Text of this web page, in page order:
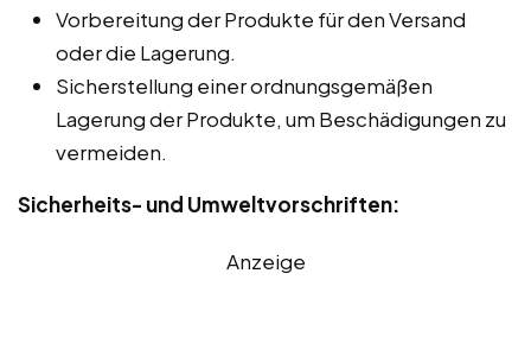
Vorbereitung der Produkte für den Versand
oder die Lagerung.
Sicherstellung einer ordnungsgemäßen
Lagerung der Produkte, um Beschädigungen zu
vermeiden.
Sicherheits- und Umweltvorschriften:
Anzeige